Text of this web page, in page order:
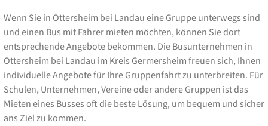
Wenn Sie in Ottersheim bei Landau eine Gruppe unterwegs sind
und einen Bus mit Fahrer mieten möchten, können Sie dort
entsprechende Angebote bekommen. Die Busunternehmen in
Ottersheim bei Landau im Kreis Germersheim freuen sich, Ihnen
individuelle Angebote für Ihre Gruppenfahrt zu unterbreiten. Für
Schulen, Unternehmen, Vereine oder andere Gruppen ist das
Mieten eines Busses oft die beste Lösung, um bequem und sicher
ans Ziel zu kommen.